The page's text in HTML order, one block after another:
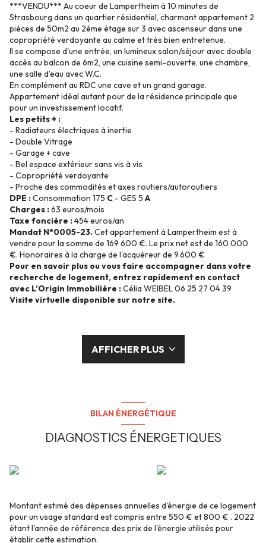
***VENDU*** Au coeur de Lampertheim à 10 minutes de
Strasbourg dans un quartier résidentiel, charmant appartement 2
pièces de 50m2 au 2ème étage sur 3 avec ascenseur dans une
copropriété verdoyante au calme et très bien entretenue.
Il se compose d'une entrée, un lumineux salon/séjour avec double
accès au balcon de 6m2, une cuisine semi-ouverte, une chambre,
une salle d'eau avec W.C.
En complément au RDC une cave et un grand garage.
Appartement idéal autant pour de la résidence principale que
pour un investissement locatif.
Les petits + :
- Radiateurs électriques à inertie
- Double Vitrage
- Garage + cave
- Bel espace extérieur sans vis à vis
- Copropriété verdoyante
- Proche des commodités et axes routiers/autoroutiers
DPE :Consommation 175 C - GES 5 A
Charges :63 euros/mois
Taxe foncière :454 euros/an
Mandat N°0005-23.Cet appartement à Lampertheim est à
vendre pour la somme de 169 600 €. Le prix net est de 160 000
€. Honoraires à la charge de l'acquéreur de 9.600 €
Pour en savoir plus ou vous faire accompagner dans votre
recherche de logement, entrez rapidement en contact
avec L’Origin Immobilière :Célia WEIBEL 06 25 27 04 39
Visite virtuelle disponible sur notre site.
AFFICHER PLUS
BILAN ÉNERGÉTIQUE
DIAGNOSTICS ÉNERGETIQUES
Montant estimé des dépenses annuelles d'énergie de ce logement
pour un usage standard est compris entre 550 € et 800 € . 2022
étant l'année de référence des prix de l'énergie utilisés pour
établir cette estimation.